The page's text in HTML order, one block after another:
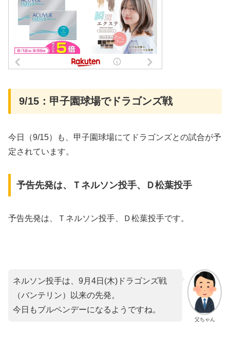
9/15：甲子園球場でドラゴンズ戦
今日（9/15）も、甲子園球場にてドラゴンズとの試合が予
定されています。
予告先発は、Ｔネルソン投手、Ｄ松葉投手
予告先発は、Ｔネルソン投手、Ｄ松葉投手です。
父ちゃん
ネルソン投手は、9月4日(木)ドラゴンズ戦
（バンテリン）以来の先発。
今日もブルペンデーになるようですね。